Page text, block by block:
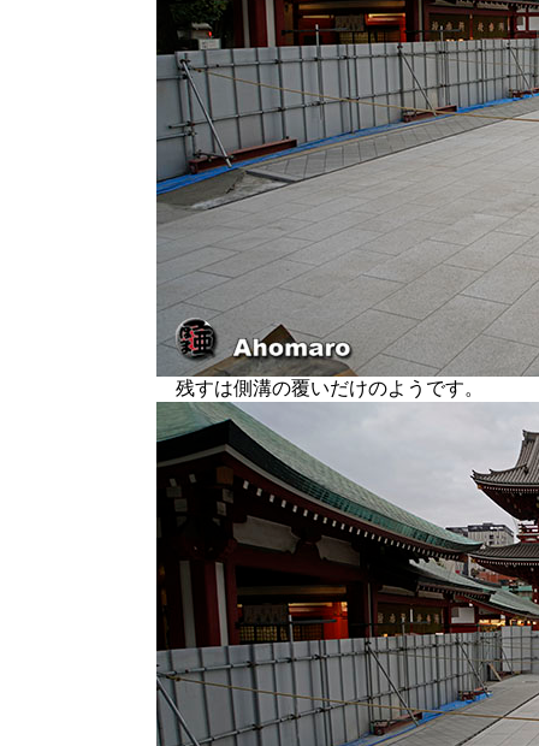
残すは側溝の覆いだけのようです。